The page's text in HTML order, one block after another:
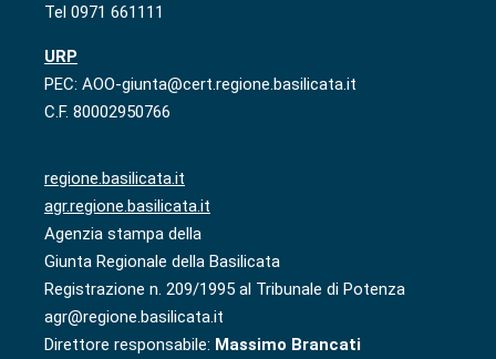
Tel 0971 661111
URP
PEC: AOO-giunta@cert.regione.basilicata.it
C.F. 80002950766
regione.basilicata.it
agr.regione.basilicata.it
Agenzia stampa della
Giunta Regionale della Basilicata
Registrazione n. 209/1995 al Tribunale di Potenza
agr@regione.basilicata.it
Direttore responsabile: Massimo Brancati